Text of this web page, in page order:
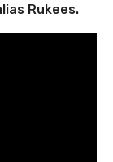
Rukees.